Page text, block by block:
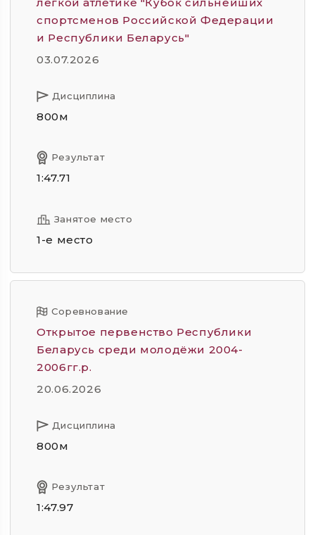
спортсменов Российской Федерации
и Республики Беларусь"
03.07.2026
Дисциплина
800м
Результат
1:47.71
Занятое место
1-е место
Соревнование
Открытое первенство Республики
Беларусь среди молодёжи 2004-
2006гг.р.
20.06.2026
Дисциплина
800м
Результат
1:47.97